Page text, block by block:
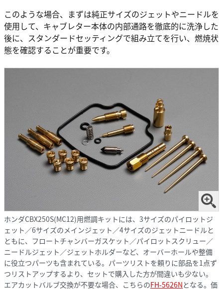
このような場合、まずは純正サイズのジェットやニードルを
使用して、キャブレター本体の内部通路を徹底的に洗浄した
後に、スタンダードセッティングで組み立てを行い、燃焼状
態を確認することが重要です。
ホンダCBX250S(MC12)用燃調キットには、3サイズのパイロットジ
ェット／6サイズのメインジェット／4サイズのジェットニードルと
ともに、フロートチャンバーガスケット／パイロットスクリュー／
ニードルジェット／ジェットホルダーなど、オーバーホールや整備
に役立つパーツも含まれている。パーツリストを頼りに部品を1点ず
つリストアップするより、セットで購入した方が間違いも少ない。
エアカットバルブ交換が不要な場合、こちらのFH-5626N となる。価